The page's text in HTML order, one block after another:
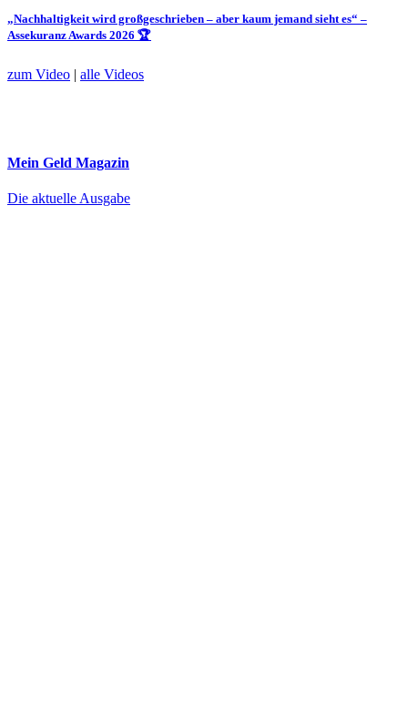
„Nachhaltigkeit wird großgeschrieben – aber kaum jemand sieht es“ –
Assekuranz Awards 2026 🏆
zum Video | alle Videos
Mein Geld Magazin
Die aktuelle Ausgabe